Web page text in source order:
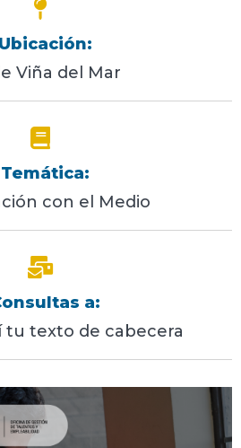
Ubicación:
Viña del Mar
Temática:
con el Medio
a:
tu texto de cabecera